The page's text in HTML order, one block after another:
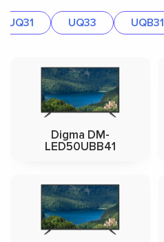
UQ31 UQ33 UQB31
Digma DM-
LED50UBB41